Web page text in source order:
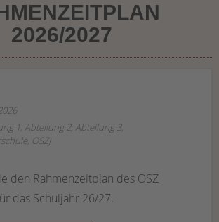
2026/2027
1, Abteilung 2, Abteilung 3,
, OSZJ
den Rahmenzeitplan des OSZ
das Schuljahr 26/27.